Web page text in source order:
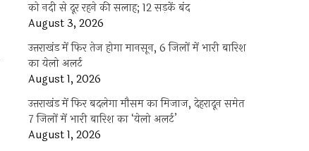
को नदी से दूर रहने की सलाह; 12 सड़कें बंद
August 3, 2026
उत्तराखंड में फिर तेज होगा मानसून, 6 जिलों में भारी बारिश
का येलो अलर्ट
August 1, 2026
उत्तराखंड में फिर बदलेगा मौसम का मिजाज, देहरादून समेत
7 जिलों में भारी बारिश का ‘येलो अलर्ट’
August 1, 2026